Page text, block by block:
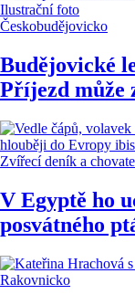
Českobudějovicko
Budějovické
Příjezd může
Zvířecí deník a
V Egyptě ho
posvátného
Rakovnicko